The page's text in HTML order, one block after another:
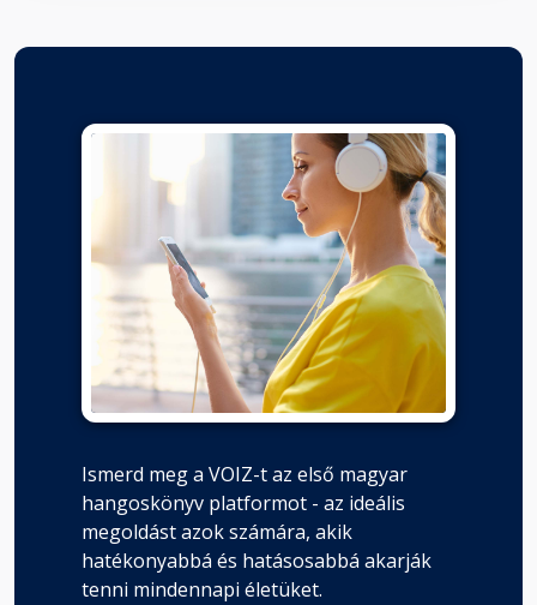
Ismerd meg a VOIZ-t az első magyar
hangoskönyv platformot - az ideális
megoldást azok számára, akik
hatékonyabbá és hatásosabbá akarják
tenni mindennapi életüket.